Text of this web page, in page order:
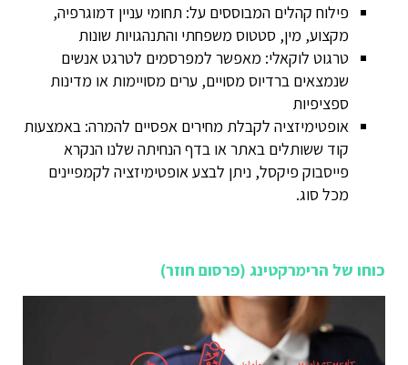
פילוח קהלים המבוססים על: תחומי עניין דמוגרפיה,
מקצוע, מין, סטטוס משפחתי והתנהגויות שונות
טרגוט לוקאלי: מאפשר למפרסמים לטרגט אנשים
שנמצאים ברדיוס מסויים, ערים מסויימות או מדינות
ספציפיות
אופטימיזציה לקבלת מחירים אפסיים להמרה: באמצעות
קוד ששותלים באתר או בדף הנחיתה שלנו הנקרא
פייסבוק פיקסל, ניתן לבצע אופטימיזציה לקמפיינים
מכל סוג.
כוחו של הרימרקטינג (פרסום חוזר)